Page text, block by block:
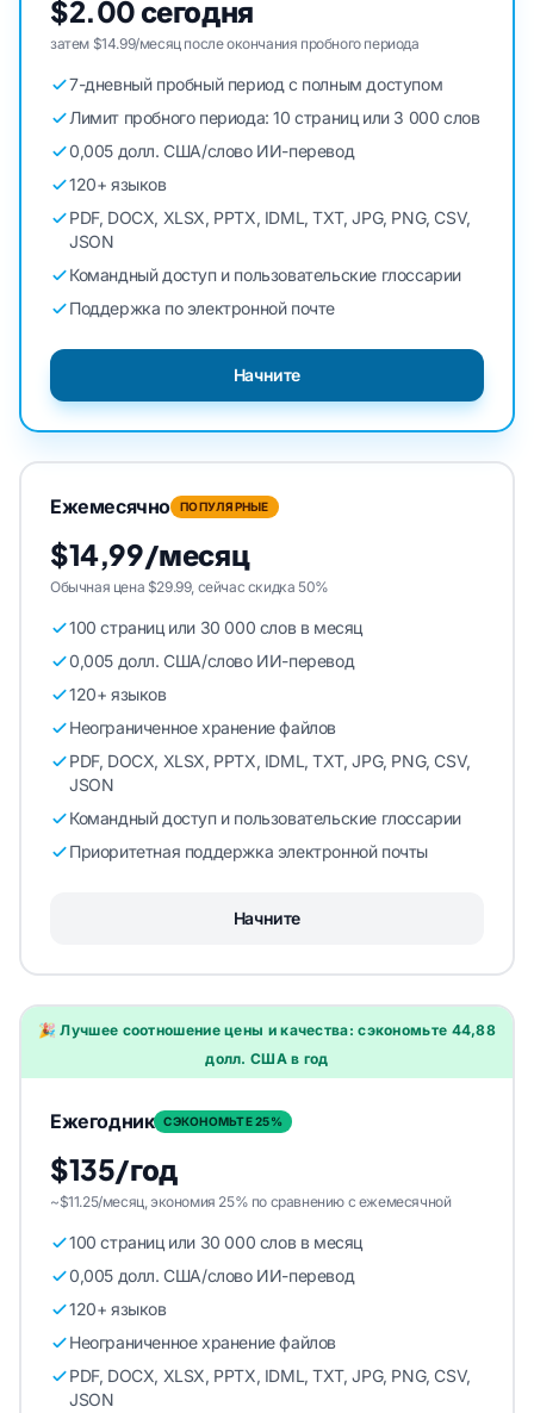
$2.00 сегодня
затем $14.99/месяц после окончания пробного периода
7-дневный пробный период с полным доступом
Лимит пробного периода: 10 страниц или 3 000 слов
0,005 долл. США/слово ИИ-перевод
120+ языков
PDF, DOCX, XLSX, PPTX, IDML, TXT, JPG, PNG, CSV,
JSON
Командный доступ и пользовательские глоссарии
Поддержка по электронной почте
Начните
Ежемесячно ПОПУЛЯРНЫЕ
$14,99/месяц
Обычная цена $29.99, сейчас скидка 50%
100 страниц или 30 000 слов в месяц
0,005 долл. США/слово ИИ-перевод
120+ языков
Неограниченное хранение файлов
PDF, DOCX, XLSX, PPTX, IDML, TXT, JPG, PNG, CSV,
JSON
Командный доступ и пользовательские глоссарии
Приоритетная поддержка электронной почты
Начните
🎉 Лучшее соотношение цены и качества: сэкономьте 44,88
долл. США в год
Ежегодник СЭКОНОМЬТЕ 25%
$135/год
~$11.25/месяц, экономия 25% по сравнению с ежемесячной
100 страниц или 30 000 слов в месяц
0,005 долл. США/слово ИИ-перевод
120+ языков
Неограниченное хранение файлов
PDF, DOCX, XLSX, PPTX, IDML, TXT, JPG, PNG, CSV,
JSON